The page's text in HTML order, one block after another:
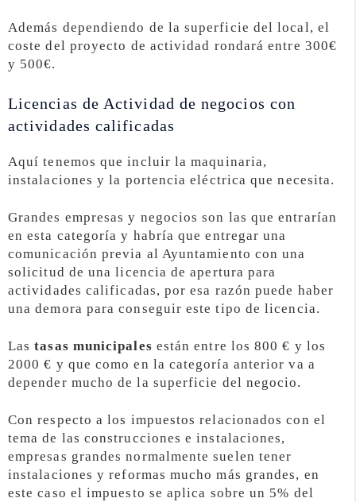
Además dependiendo de la superficie del local, el
coste del proyecto de actividad rondará entre 300€
y 500€.
Licencias de Actividad de negocios con
actividades calificadas
Aquí tenemos que incluir la maquinaria,
instalaciones y la portencia eléctrica que necesita.
Grandes empresas y negocios son las que entrarían
en esta categoría y habría que entregar una
comunicación previa al Ayuntamiento con una
solicitud de una licencia de apertura para
actividades calificadas, por esa razón puede haber
una demora para conseguir este tipo de licencia.
Lastasas municipales están entre los 800 € y los
2000 € y que como en la categoría anterior va a
depender mucho de la superficie del negocio.
Con respecto a los impuestos relacionados con el
tema de las construcciones e instalaciones,
empresas grandes normalmente suelen tener
instalaciones y reformas mucho más grandes, en
este caso el impuesto se aplica sobre un 5% del